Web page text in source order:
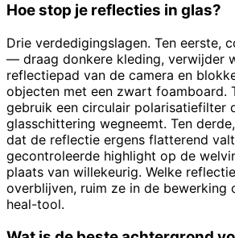
Hoe stop je reflecties in glas?
Drie verdedigingslagen. Ten eerste,
— draag donkere kleding, verwijder
reflectiepad van de camera en
objecten met een zwart foamboard.
gebruik een circulair polarisatiefilter
glasschittering wegneemt. Ten
dat de reflectie ergens flatterend
gecontroleerde highlight op de
plaats van willekeurig. Welke
overblijven, ruim ze in de bewerking
heal-tool.